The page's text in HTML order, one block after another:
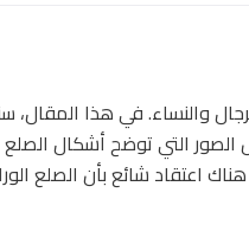
والنساء. في هذا المقال،
التي توضح أشكال الصلع
هناك اعتقاد شائع بأن الصلع